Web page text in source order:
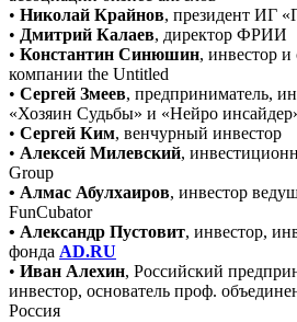
• Николай Крайнов, президент ИГ
• Дмитрий Калаев, директор ФРИИ
• Константин Синюшин, инвестор и
компании the Untitled
• Сергей Змеев, предприниматель,
«Хозяин Судьбы» и «Нейро
• Сергей Ким, венчурный инвестор
• Алексей Милевский,
Group
• Алмас Абулхаиров, инвестор
FunCubator
• Александр Пустовит, инвестор,
фонда AD.RU
• Иван Алехин, Российский
инвестор, основатель проф.
Россия